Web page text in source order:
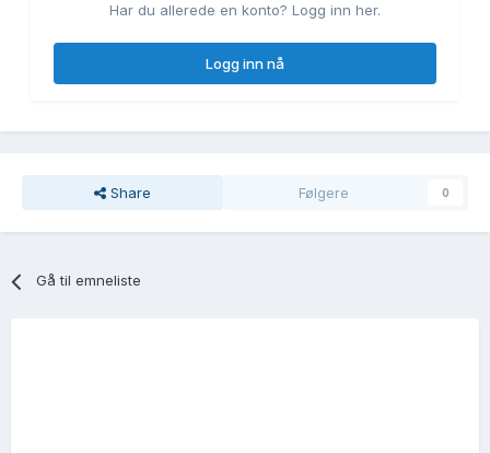
Har du allerede en konto? Logg inn her.
Logg inn nå
Share Følgere 0
Gå til emneliste